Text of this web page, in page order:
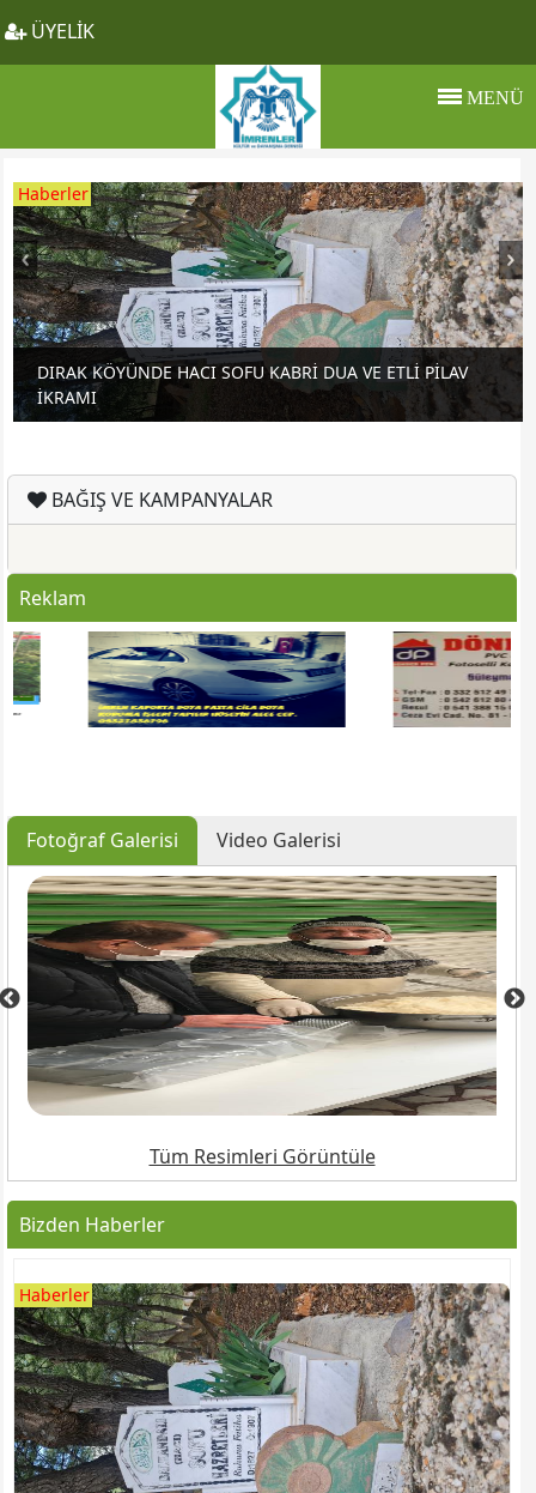
ÜYELİK
MENÜ
Haberler
DIRAK KÖYÜNDE HACI SOFU KABRİ DUA VE ETLİ PİLAV
İKRAMI
BAĞIŞ VE KAMPANYALAR
Reklam
Fotoğraf Galerisi Video Galerisi
Tüm Resimleri Görüntüle
Bizden Haberler
Haberler